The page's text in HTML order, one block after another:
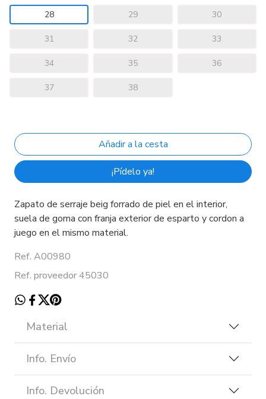
28 29 30
31 32 33
34 35 36
37 38
¡Pídelo ya!
Zapato de serraje beig forrado de piel en el interior,
suela de goma con franja exterior de esparto y cordon a
juego en el mismo material.
Ref. A00980
Ref. proveedor 45030
Material
Info. Envío
Info. Devolución